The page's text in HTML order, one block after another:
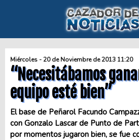
Miércoles - 20 de Noviembre de 2013 11:20
“Necesitábamos
equipo esté bien”
El base de Peñarol Facundo
con Gonzalo Lascar de Punto de
por momentos jugaron bien, se fue